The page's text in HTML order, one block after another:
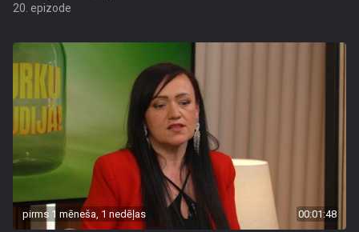
20. epizode
pirms 1 mēneša, 1 nedēļas 00:01:48